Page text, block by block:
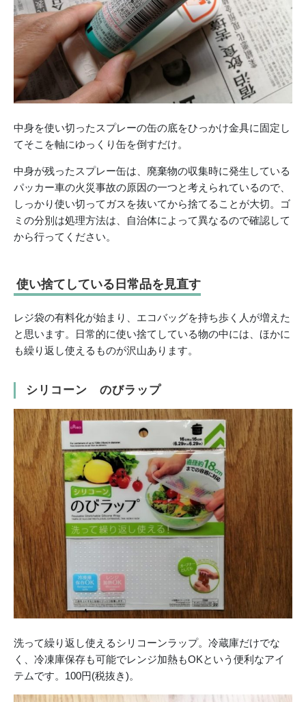
中身を使い切ったスプレーの缶の底をひっかけ金具に固定し
てそこを軸にゆっくり缶を倒すだけ。
中身が残ったスプレー缶は、廃棄物の収集時に発生している
パッカー車の火災事故の原因の一つと考えられているので、
しっかり使い切ってガスを抜いてから捨てることが大切。ゴ
ミの分別は処理方法は、自治体によって異なるので確認して
から行ってください。
使い捨てしている日常品を見直す
レジ袋の有料化が始まり、エコバッグを持ち歩く人が増えた
と思います。日常的に使い捨てしている物の中には、ほかに
も繰り返し使えるものが沢山あります。
シリコーン のびラップ
洗って繰り返し使えるシリコーンラップ。冷蔵庫だけでな
く、冷凍庫保存も可能でレンジ加熱もOKという便利なアイ
テムです。100円(税抜き)。